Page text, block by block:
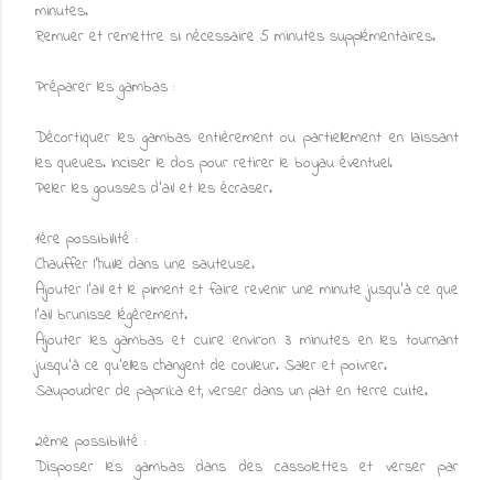
minutes.
Remuer et remettre si nécessaire 5 minutes supplémentaires.
Préparer les gambas :
Décortiquer les gambas entièrement ou partiellement en laissant
les queues. Inciser le dos pour retirer le boyau éventuel.
Peler les gousses d'ail et les écraser.
1ère possibilité :
Chauffer l'huile dans une sauteuse.
Ajouter l'ail et le piment et faire revenir une minute jusqu'à ce que
l'ail brunisse légèrement.
Ajouter les gambas et cuire environ 3 minutes en les tournant
jusqu'à ce qu'elles changent de couleur. Saler et poivrer.
Saupoudrer de paprika et, verser dans un plat en terre cuite.
2ème possibilité :
Disposer les gambas dans des cassolettes et verser par